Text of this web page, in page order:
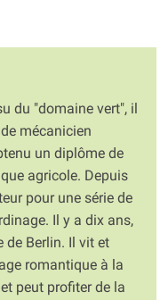
du "domaine vert", il
mécanicien
un diplôme de
agricole. Depuis
pour une série de
Il y a dix ans,
de Berlin. Il vit et
romantique à la
peut profiter de la